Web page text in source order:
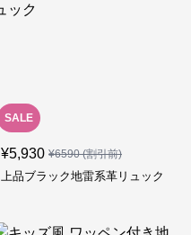
SALE
¥5,930 ¥6590(割引前)
上品ブラック地雷系革リュック